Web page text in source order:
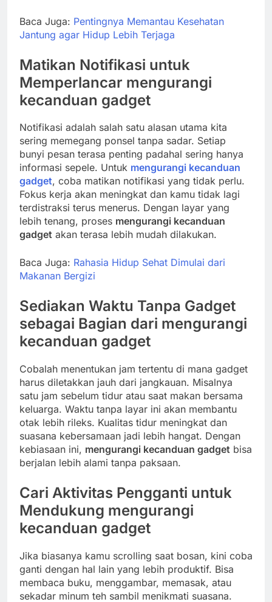
Baca Juga: Pentingnya Memantau Kesehatan
Jantung agar Hidup Lebih Terjaga
Matikan Notifikasi untuk
Memperlancar mengurangi
kecanduan gadget
Notifikasi adalah salah satu alasan utama kita
sering memegang ponsel tanpa sadar. Setiap
bunyi pesan terasa penting padahal sering hanya
informasi sepele. Untuk mengurangi kecanduan
gadget, coba matikan notifikasi yang tidak perlu.
Fokus kerja akan meningkat dan kamu tidak lagi
terdistraksi terus menerus. Dengan layar yang
lebih tenang, proses mengurangi kecanduan
gadget akan terasa lebih mudah dilakukan.
Baca Juga: Rahasia Hidup Sehat Dimulai dari
Makanan Bergizi
Sediakan Waktu Tanpa Gadget
sebagai Bagian dari mengurangi
kecanduan gadget
Cobalah menentukan jam tertentu di mana gadget
harus diletakkan jauh dari jangkauan. Misalnya
satu jam sebelum tidur atau saat makan bersama
keluarga. Waktu tanpa layar ini akan membantu
otak lebih rileks. Kualitas tidur meningkat dan
suasana kebersamaan jadi lebih hangat. Dengan
kebiasaan ini, mengurangi kecanduan gadget bisa
berjalan lebih alami tanpa paksaan.
Cari Aktivitas Pengganti untuk
Mendukung mengurangi
kecanduan gadget
Jika biasanya kamu scrolling saat bosan, kini coba
ganti dengan hal lain yang lebih produktif. Bisa
membaca buku, menggambar, memasak, atau
sekadar minum teh sambil menikmati suasana.